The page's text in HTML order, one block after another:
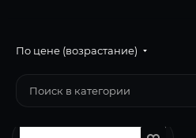
По цене (возрастание)